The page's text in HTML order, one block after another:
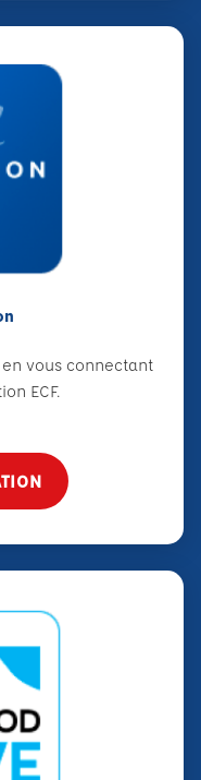
vous connectant
ECF.